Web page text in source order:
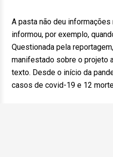
A pasta não deu
informou, por exemplo,
Questionada pela
manifestado sobre o projeto
texto. Desde o início da
casos de covid-19 e 12